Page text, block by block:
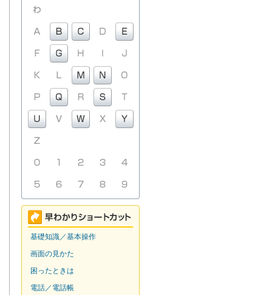
基礎知識／基本操作
画面の見かた
困ったときは
電話／電話帳